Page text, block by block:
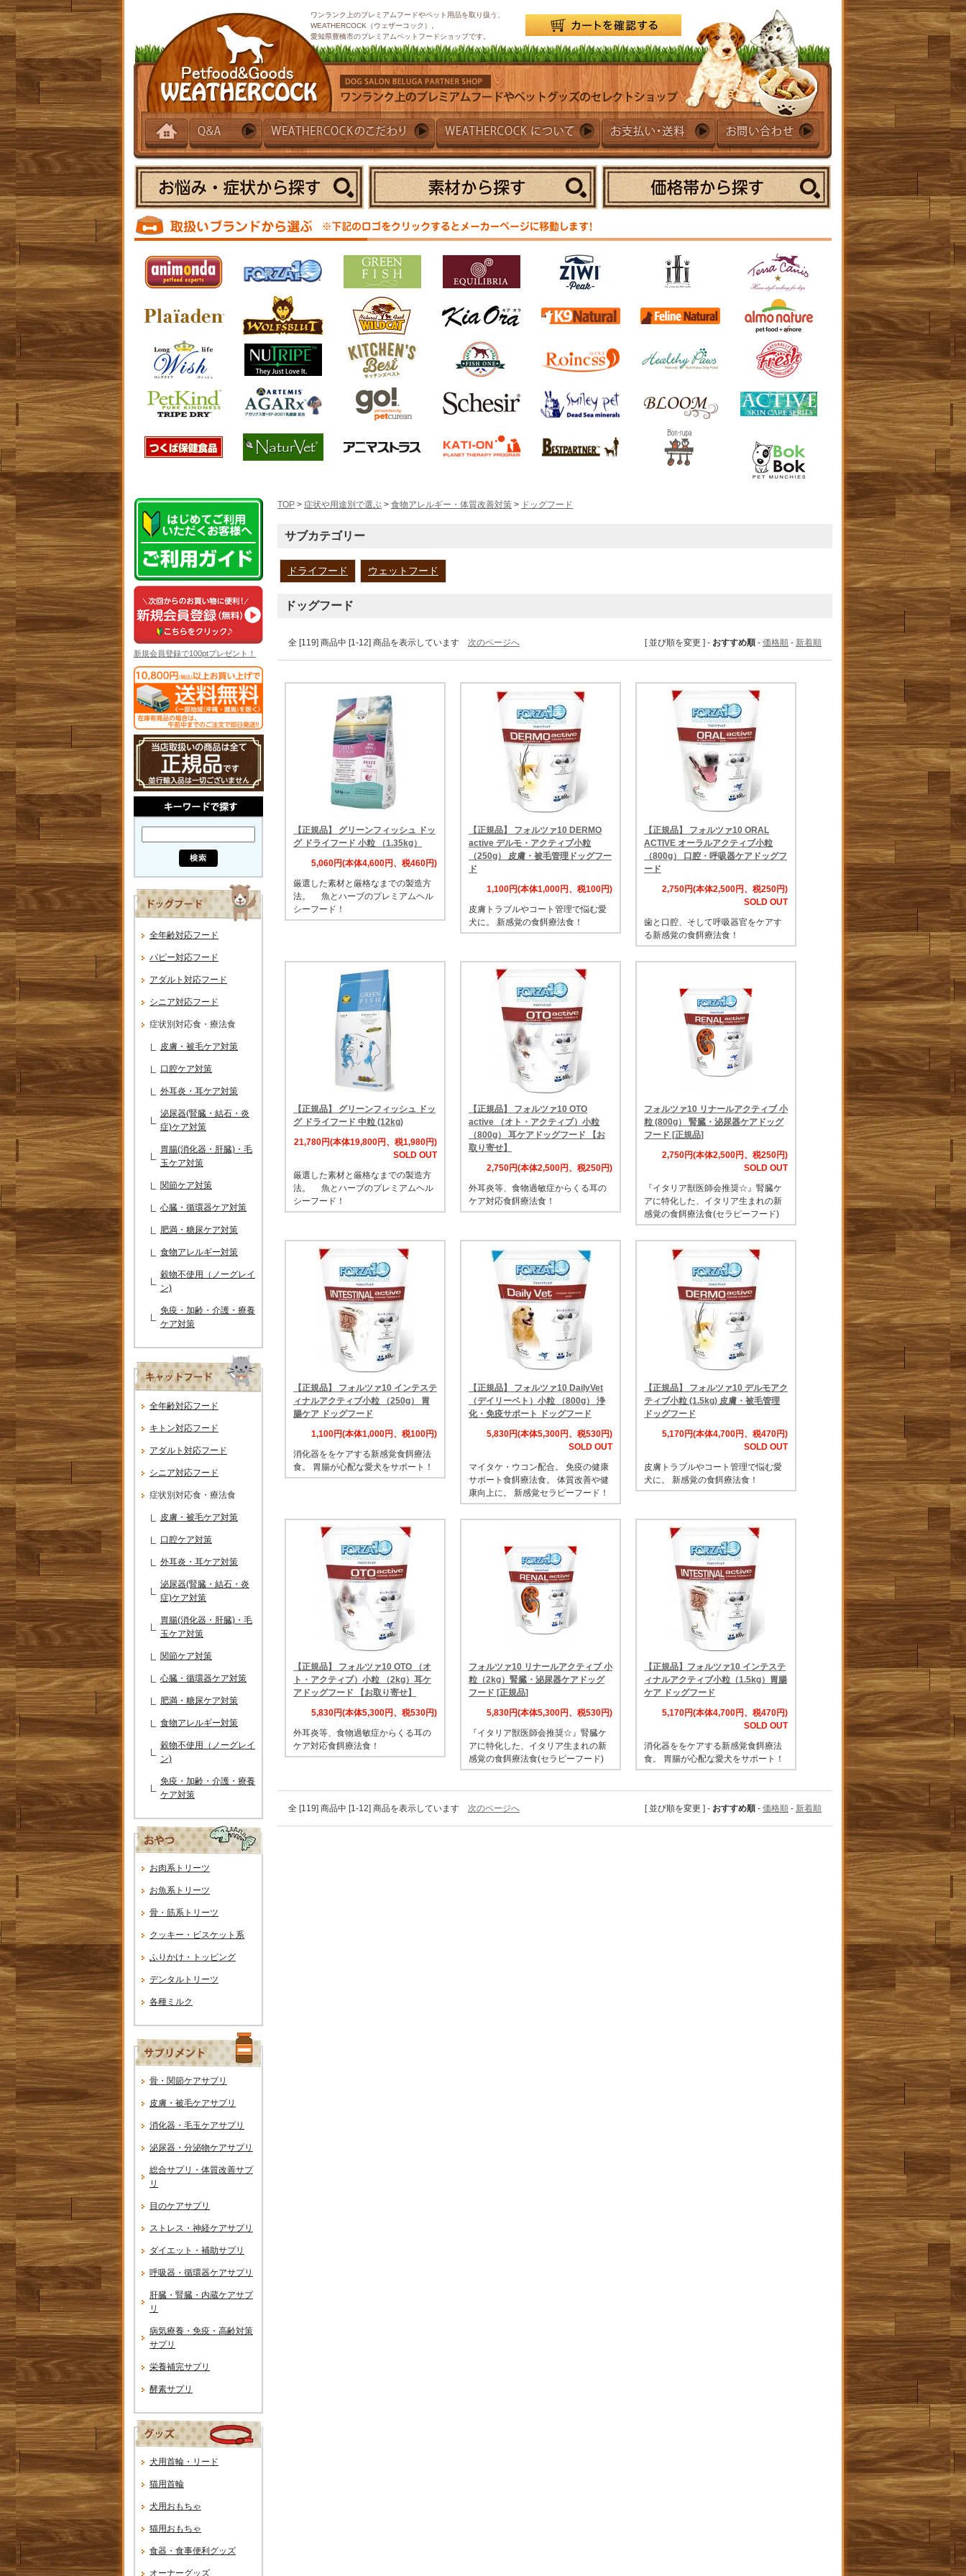
ワンランク上のプレミアムフードやペット用品を取り扱う、
WEATHERCOCK（ウェザーコック）。
愛知県豊橋市のプレミアムペットフードショップです。
新規会員登録で100ptプレゼント！
全年齢対応フード
パピー対応フード
アダルト対応フード
シニア対応フード
症状別対応食・療法食
皮膚・被毛ケア対策
口腔ケア対策
外耳炎・耳ケア対策
泌尿器(腎臓・結石・炎
症)ケア対策
胃腸(消化器・肝臓)・毛
玉ケア対策
関節ケア対策
心臓・循環器ケア対策
肥満・糖尿ケア対策
食物アレルギー対策
穀物不使用（ノーグレイ
ン)
免疫・加齢・介護・療養
ケア対策
全年齢対応フード
キトン対応フード
アダルト対応フード
シニア対応フード
症状別対応食・療法食
皮膚・被毛ケア対策
口腔ケア対策
外耳炎・耳ケア対策
泌尿器(腎臓・結石・炎
症)ケア対策
胃腸(消化器・肝臓)・毛
玉ケア対策
関節ケア対策
心臓・循環器ケア対策
肥満・糖尿ケア対策
食物アレルギー対策
穀物不使用（ノーグレイ
ン)
免疫・加齢・介護・療養
ケア対策
お肉系トリーツ
お魚系トリーツ
骨・筋系トリーツ
クッキー・ビスケット系
ふりかけ・トッピング
デンタルトリーツ
各種ミルク
骨・関節ケアサプリ
皮膚・被毛ケアサプリ
消化器・毛玉ケアサプリ
泌尿器・分泌物ケアサプリ
総合サプリ・体質改善サプ
リ
目のケアサプリ
ストレス・神経ケアサプリ
ダイエット・補助サプリ
呼吸器・循環器ケアサプリ
肝臓・腎臓・内蔵ケアサプ
リ
病気療養・免疫・高齢対策
サプリ
栄養補完サプリ
酵素サプリ
犬用首輪・リード
猫用首輪
犬用おもちゃ
猫用おもちゃ
食器・食事便利グッズ
オーナーグッズ
TOP > 症状や用途別で選ぶ > 食物アレルギー・体質改善対策 > ドッグフード
サブカテゴリー
ドライフード ウェットフード
ドッグフード
全 [119] 商品中 [1-12] 商品を表示しています 次のページへ [ 並び順を変更 ] - おすすめ順 - 価格順 - 新着順
【正規品】 グリーンフィッシュ ドッ
グ ドライフード 小粒 （1.35kg）
5,060円(本体4,600円、税460円)
厳選した素材と厳格なまでの製造方
法。 魚とハーブのプレミアムヘル
シーフード！
【正規品】 フォルツァ10 DERMO
active デルモ・アクティブ小粒
（250g） 皮膚・被毛管理ドッグフー
ド
1,100円(本体1,000円、税100円)
皮膚トラブルやコート管理で悩む愛
犬に。 新感覚の食餌療法食！
【正規品】 フォルツァ10 ORAL
ACTIVE オーラルアクティブ小粒
（800g） 口腔・呼吸器ケアドッグフ
ード
2,750円(本体2,500円、税250円)
SOLD OUT
歯と口腔、そして呼吸器官をケアす
る新感覚の食餌療法食！
【正規品】 グリーンフィッシュ ドッ
グ ドライフード 中粒 (12kg)
21,780円(本体19,800円、税1,980円)
SOLD OUT
厳選した素材と厳格なまでの製造方
法。 魚とハーブのプレミアムヘル
シーフード！
【正規品】 フォルツァ10 OTO
active （オト・アクティブ）小粒
（800g） 耳ケアドッグフード 【お
取り寄せ】
2,750円(本体2,500円、税250円)
外耳炎等、食物過敏症からくる耳の
ケア対応食餌療法食！
フォルツァ10 リナールアクティブ 小
粒 (800g） 腎臓・泌尿器ケアドッグ
フード [正規品]
2,750円(本体2,500円、税250円)
SOLD OUT
『イタリア獣医師会推奨☆』腎臓ケ
アに特化した、イタリア生まれの新
感覚の食餌療法食(セラピーフード)
【正規品】 フォルツァ10 インテステ
ィナルアクティブ小粒 （250g） 胃
腸ケア ドッグフード
1,100円(本体1,000円、税100円)
消化器ををケアする新感覚食餌療法
食。 胃腸が心配な愛犬をサポート！
【正規品】 フォルツァ10 DailyVet
（デイリーベト）小粒 （800g） 浄
化・免疫サポート ドッグフード
5,830円(本体5,300円、税530円)
SOLD OUT
マイタケ・ウコン配合。 免疫の健康
サポート食餌療法食。 体質改善や健
康向上に。 新感覚セラピーフード！
【正規品】 フォルツァ10 デルモアク
ティブ小粒 (1.5kg) 皮膚・被毛管理
ドッグフード
5,170円(本体4,700円、税470円)
SOLD OUT
皮膚トラブルやコート管理で悩む愛
犬に。 新感覚の食餌療法食！
【正規品】 フォルツァ10 OTO （オ
ト・アクティブ）小粒 （2kg）耳ケ
アドッグフード 【お取り寄せ】
5,830円(本体5,300円、税530円)
外耳炎等、食物過敏症からくる耳の
ケア対応食餌療法食！
フォルツァ10 リナールアクティブ 小
粒（2kg）腎臓・泌尿器ケアドッグ
フード [正規品]
5,830円(本体5,300円、税530円)
『イタリア獣医師会推奨☆』腎臓ケ
アに特化した、イタリア生まれの新
感覚の食餌療法食(セラピーフード)
【正規品】フォルツァ10 インテステ
ィナルアクティブ小粒（1.5kg）胃腸
ケア ドッグフード
5,170円(本体4,700円、税470円)
SOLD OUT
消化器ををケアする新感覚食餌療法
食。 胃腸が心配な愛犬をサポート！
全 [119] 商品中 [1-12] 商品を表示しています 次のページへ [ 並び順を変更 ] - おすすめ順 - 価格順 - 新着順